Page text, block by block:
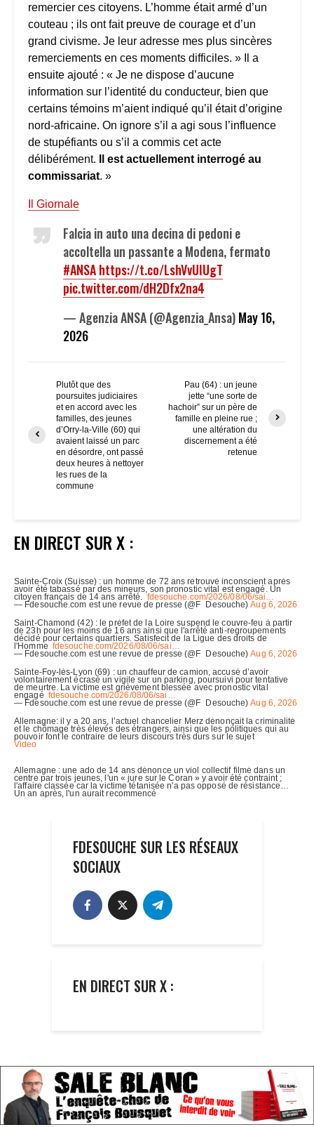
remercier ces citoyens. L’homme était armé d’un
couteau ; ils ont fait preuve de courage et d’un
grand civisme. Je leur adresse mes plus sincères
remerciements en ces moments difficiles. » Il a
ensuite ajouté : « Je ne dispose d’aucune
information sur l’identité du conducteur, bien que
certains témoins m’aient indiqué qu’il était d’origine
nord-africaine. On ignore s’il a agi sous l’influence
de stupéfiants ou s’il a commis cet acte
délibérément.
Il est actuellement interrogé au
commissariat. »
Il Giornale
Falcia in auto una decina di pedoni e
accoltella un passante a Modena, fermato
#ANSAhttps://t.co/LshVvUIUgT
pic.twitter.com/dH2Dfx2na4
— Agenzia ANSA (@Agenzia_Ansa)May 16,
2026
Plutôt que des
poursuites judiciaires
et en accord avec les
familles, des jeunes
d’Orry-la-Ville (60) qui
avaient laissé un parc
en désordre, ont passé
deux heures à nettoyer
les rues de la
commune
Pau (64) : un jeune
jette “une sorte de
hachoir” sur un père de
famille en pleine rue ;
une altération du
discernement a été
retenue
EN DIRECT SUR X :
FDESOUCHE SUR LES RÉSEAUX
SOCIAUX
EN DIRECT SUR X :